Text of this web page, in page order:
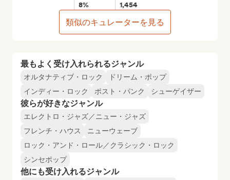
最もよく受け入れられるジャンル
オルタナティブ・ロック
ドリーム・ポップ
インディー・ロック
ポスト・パンク シューゲイザー
彼らが好きなジャンル
エレクトロ・ジャズ／ニュー・ジャズ
フレンチ・ハウス
ニューウェーブ
ロック・アンド・ロール／クラシック・ロック
シンセポップ
他にも受け入れるジャンル
8% 1,454
類似のキュレーターを見る